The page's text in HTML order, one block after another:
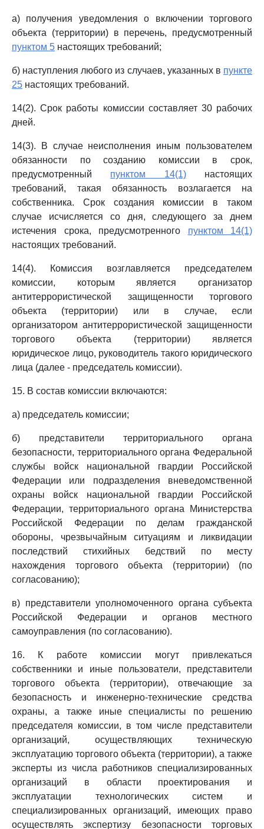
а) получения уведомления о включении торгового
объекта (территории) в перечень, предусмотренный
пунктом 5 настоящих требований;
б) наступления любого из случаев, указанных в пункте
25 настоящих требований.
14(2). Срок работы комиссии составляет 30 рабочих
дней.
14(3). В случае неисполнения иным пользователем
обязанности по созданию комиссии в срок,
предусмотренный пунктом 14(1)настоящих
требований, такая обязанность возлагается на
собственника. Срок создания комиссии в таком
случае исчисляется со дня, следующего за днем
истечения срока, предусмотренного пунктом 14(1)
настоящих требований.
14(4). Комиссия возглавляется председателем
комиссии, которым является организатор
антитеррористической защищенности торгового
объекта (территории) или в случае, если
организатором антитеррористической защищенности
торгового объекта (территории) является
юридическое лицо, руководитель такого юридического
лица (далее - председатель комиссии).
15. В состав комиссии включаются:
а) председатель комиссии;
б) представители территориального органа
безопасности, территориального органа Федеральной
службы войск национальной гвардии Российской
Федерации или подразделения вневедомственной
охраны войск национальной гвардии Российской
Федерации, территориального органа Министерства
Российской Федерации по делам гражданской
обороны, чрезвычайным ситуациям и ликвидации
последствий стихийных бедствий по месту
нахождения торгового объекта (территории) (по
согласованию);
в) представители уполномоченного органа субъекта
Российской Федерации и органов местного
самоуправления (по согласованию).
16. К работе комиссии могут привлекаться
собственники и иные пользователи, представители
торгового объекта (территории), отвечающие за
безопасность и инженерно-технические средства
охраны, а также иные специалисты по решению
председателя комиссии, в том числе представители
организаций, осуществляющих техническую
эксплуатацию торгового объекта (территории), а также
эксперты из числа работников специализированных
организаций в области проектирования и
эксплуатации технологических систем и
специализированных организаций, имеющих право
осуществлять экспертизу безопасности торговых